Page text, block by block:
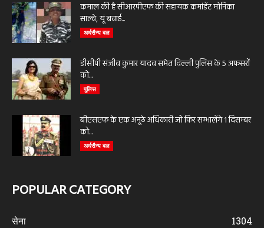
कमाल की है सीआरपीएफ की सहायक कमांडेंट मोनिका
साल्वे, यूं बचाई...
अर्धसैन्य बल
डीसीपी संजीव कुमार यादव समेत दिल्ली पुलिस के 5 अफसरों
को...
पुलिस
बीएसएफ के एक अनूठे अधिकारी जो फिर सम्भालेंगे 1 दिसम्बर
को...
अर्धसैन्य बल
POPULAR CATEGORY
सेना
1304